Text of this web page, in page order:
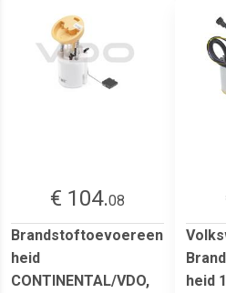
€ 104.08
Brandstoftoevoereen
heid
CONTINENTAL/VDO,
heid